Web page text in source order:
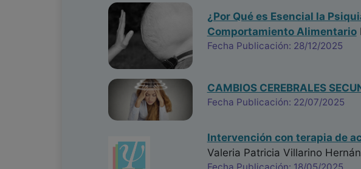
¿Por Qué es Esencial la
Comportamiento Alimentario
Fecha Publicación: 28/12/2025
CAMBIOS CEREBRALES
Fecha Publicación: 22/07/2025
Intervención con terapia de
Valeria Patricia Villarino